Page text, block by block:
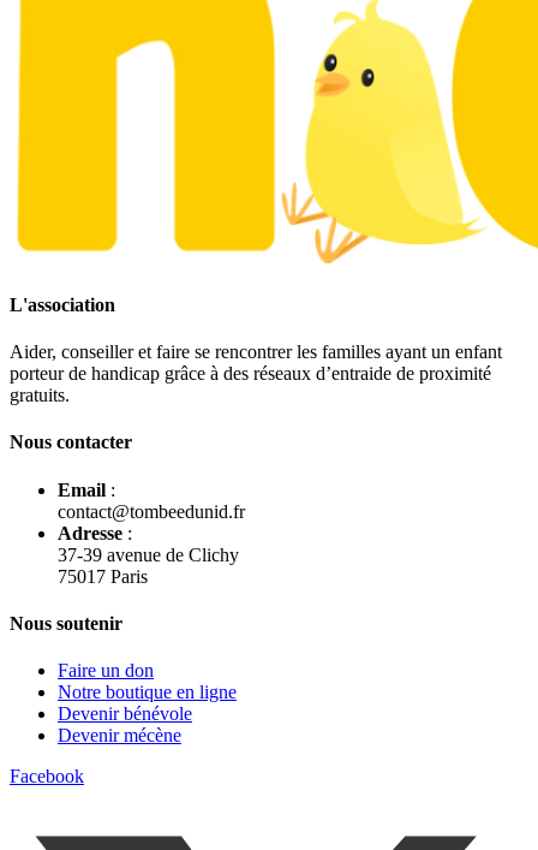
L'association
Aider, conseiller et faire se rencontrer les familles ayant un enfant
porteur de handicap grâce à des réseaux d’entraide de proximité
gratuits.
Nous contacter
Email :
contact@tombeedunid.fr
Adresse :
37-39 avenue de Clichy
75017 Paris
Nous soutenir
Faire un don
Notre boutique en ligne
Devenir bénévole
Devenir mécène
Facebook